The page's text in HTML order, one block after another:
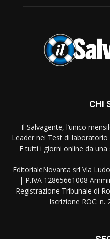
CHI
Il Salvagente, l’unico
Leader nei Test di
E tutti i giorni online da
EditorialeNovanta srl Via
| P.IVA 12865661008
Registrazione Tribunale di
Iscrizione ROC: n.